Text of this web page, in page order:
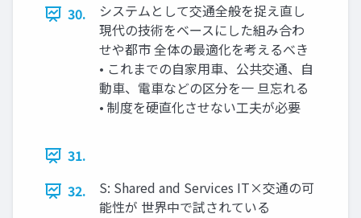
30.
システムとして交通全般を捉え直し
現代の技術をベースにした組み合わ
せや都市 全体の最適化を考えるべき
• これまでの自家用車、公共交通、自
動車、電車などの区分を一 旦忘れる
• 制度を硬直化させない工夫が必要
31.
32.
S: Shared and Services IT×交通の可
能性が 世界中で試されている